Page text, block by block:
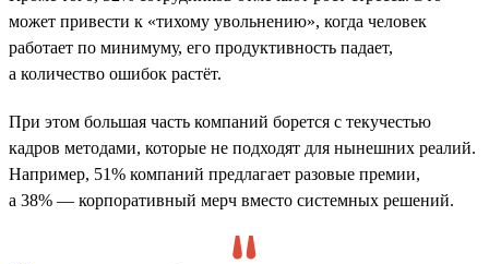
может привести к «тихому увольнению», когда человек
работает по минимуму, его продуктивность падает,
а количество ошибок растёт.
При этом большая часть компаний борется с текучестью
кадров методами, которые не подходят для нынешних реалий.
Например, 51% компаний предлагает разовые премии,
а 38% — корпоративный мерч вместо системных решений.